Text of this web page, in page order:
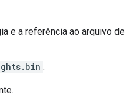
e a referência ao arquivo de
.